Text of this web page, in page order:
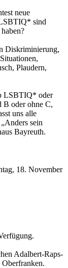
neue
sind
Diskriminierung,
Plaudern,
LSBTIQ* oder
B oder ohne C,
uns alle
sein
Bayreuth.
18. November
Adalbert-Raps-